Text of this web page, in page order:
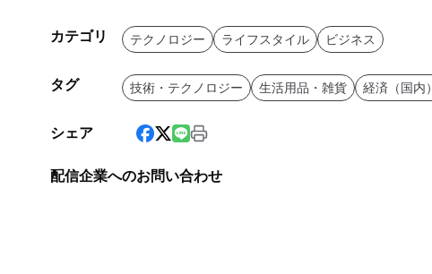
カテゴリ テクノロジー ライフスタイル ビジネス
タグ 技術・テクノロジー 生活用品・雑貨 経済（国内）
シェア
配信企業へのお問い合わせ